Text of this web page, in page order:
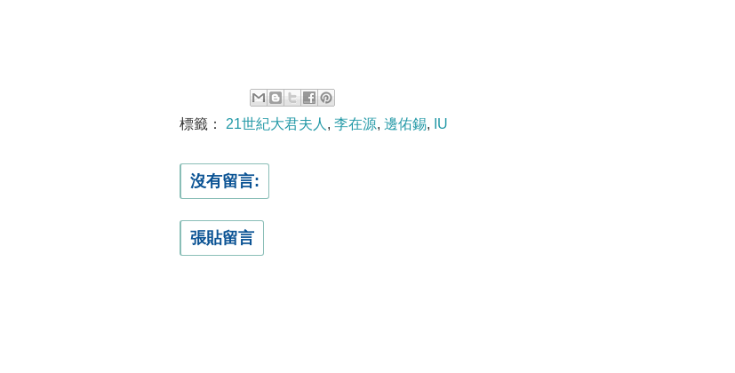
標籤： 21世紀大君夫人 , 李在源, 邊佑錫, IU
沒有留言:
張貼留言